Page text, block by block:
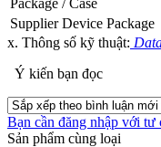
Supplier Device Package
x. Thông số kỹ thuật:
Ý kiến bạn đọc
Bạn cần đăng nhập với tư
Sản phẩm cùng loại